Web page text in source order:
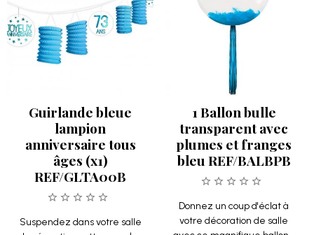
Guirlande bleue
lampion
anniversaire tous
âges (x1)
REF/GLTA00B
Suspendez dans votre salle
1 Ballon bulle
transparent avec
plumes et franges
bleu REF/BALBPB
Donnez un coup d'éclat à
votre décoration de salle